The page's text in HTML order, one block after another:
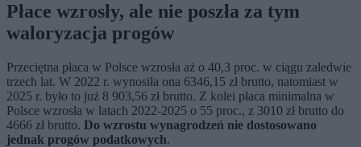
Płace wzrosły, ale nie poszła za tym
waloryzacja progów
Przeciętna płaca w Polsce wzrosła aż o 40,3 proc. w ciągu zaledwie
trzech lat. W 2022 r. wynosiła ona 6346,15 zł brutto, natomiast w
2025 r. było to już 8 903,56 zł brutto. Z kolei płaca minimalna w
Polsce wzrosła w latach 2022-2025 o 55 proc., z 3010 zł brutto do
4666 zł brutto. Do wzrostu wynagrodzeń nie dostosowano
jednak progów podatkowych.